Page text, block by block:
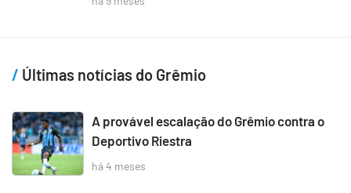
Últimas notícias do Grêmio
A provável escalação do Grêmio contra o
Deportivo Riestra
há 4 meses